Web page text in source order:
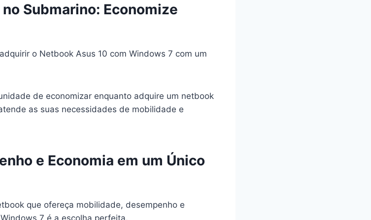
Submarino: Economize
o Netbook Asus 10 com Windows 7 com um
de economizar enquanto adquire um netbook
as suas necessidades de mobilidade e
e Economia em um Único
que ofereça mobilidade, desempenho e
7 é a escolha perfeita.